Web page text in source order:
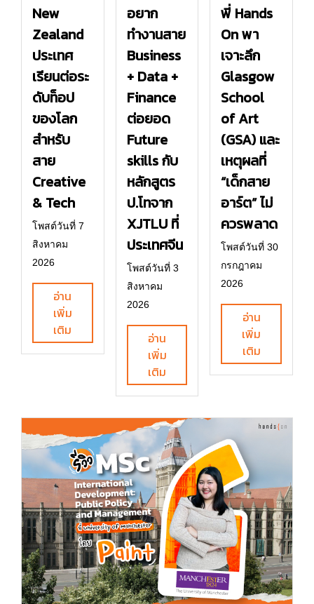
New
Zealand
ประเทศ
เรียนต่อระ
ดับท็อป
ของโลก
สำหรับ
สาย
Creative
& Tech
โพสต์วันที่ 7
สิงหาคม
2026
อ่าน
เพิ่ม
เติม
อยาก
ทำงานสาย
Business
+ Data +
Finance
ต่อยอด
Future
skills กับ
หลักสูตร
ป.โทจาก
XJTLU ที่
ประเทศจีน
โพสต์วันที่ 3
สิงหาคม
2026
อ่าน
เพิ่ม
เติม
พี่ Hands
On พา
เจาะลึก
Glasgow
School
of Art
(GSA) และ
เหตุผลที่
“เด็กสาย
อาร์ต” ไม่
ควรพลาด
โพสต์วันที่ 30
กรกฎาคม
2026
อ่าน
เพิ่ม
เติม